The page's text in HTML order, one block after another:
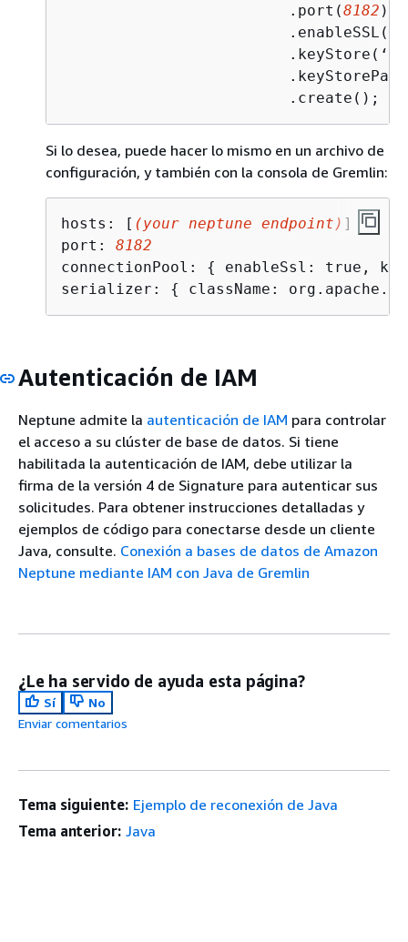
                         .port(
8182 )
                         .create();
Si lo desea, puede hacer lo mismo en un archivo de
configuración, y también con la consola de Gremlin:
hosts: [ (your neptune endpoint) ]
port: 8182
connectionPool: {
enableSsl: true,
serializer: { className:
Autenticación de IAM
Neptune admite la autenticación de IAM para controlar
el acceso a su clúster de base de datos. Si tiene
habilitada la autenticación de IAM, debe utilizar la
firma de la versión 4 de Signature para autenticar sus
solicitudes. Para obtener instrucciones detalladas y
ejemplos de código para conectarse desde un cliente
Java, consulte. Conexión a bases de datos de Amazon
Neptune mediante IAM con Java de Gremlin
¿Le ha servido de ayuda esta página?
Sí
No
Enviar comentarios
Tema siguiente: Ejemplo de reconexión de Java
Tema anterior: Java